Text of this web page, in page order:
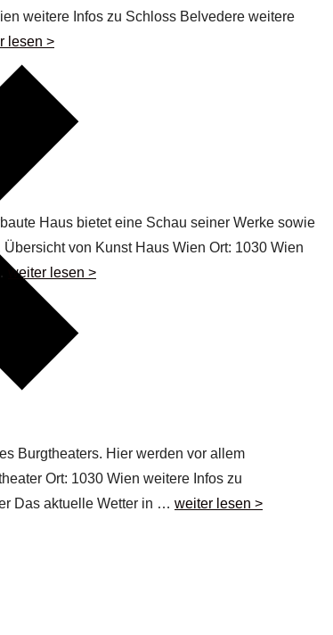
weitere Infos zu Schloss Belvedere weitere
lesen >
Haus bietet eine Schau seiner Werke sowie
von Kunst Haus Wien Ort: 1030 Wien
weiter lesen >
Burgtheaters. Hier werden vor allem
Ort: 1030 Wien weitere Infos zu
Das aktuelle Wetter in … weiter lesen >